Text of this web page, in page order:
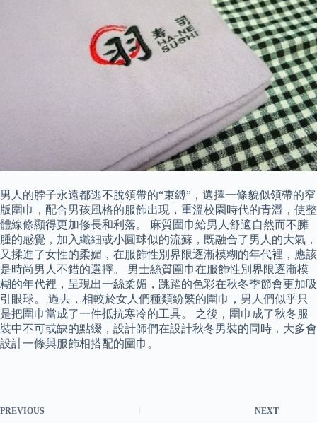
男人的脖子永遠都逃不脫領帶的“束縛”，選擇一條貌似領帶的窄
版圍巾，配合男孩風格的服飾出現，重溫校園時代的青澀，使整
體線條顯得更加修長和利落。 麻質圍巾給男人舒適自然而不臃
腫的感覺，加入纖細或小圓球似的流蘇，既融合了男人的大氣，
又揉進了女性的柔媚，在服飾性別界限逐漸模糊的年代裡，應該
是時尚男人不錯的選擇。 男士絲質圍巾在服飾性別界限逐漸模
糊的年代裡，呈現出一絲柔媚，跳躍的色彩在秋冬季節會更加吸
引眼球。 過去，相較於女人們種類紛繁的圍巾，男人們似乎只
是把圍巾當成了一件抵抗寒冷的工具。 之後，圍巾成了秋冬服
裝中不可或缺的點綴，設計師們在設計秋冬男裝的同時，大多會
設計一條與服飾相搭配的圍巾。
PREVIOUS NEXT